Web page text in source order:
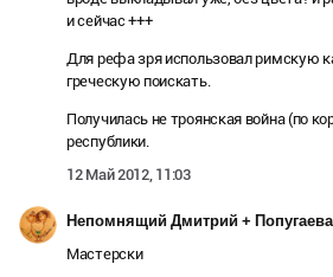
и сейчас +++
Для рефа зря использовал римскую
греческую поискать.
Получилась не троянская война (по
республики.
12 Май 2012, 11:03
Непомнящий Дмитрий +
Мастерски